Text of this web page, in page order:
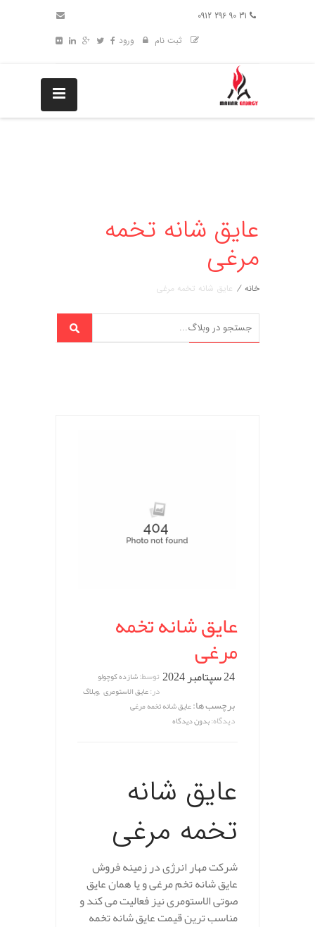
ثبت نام
ورود
عایق شانه تخمه
مرغی
خانه / عایق شانه تخمه مرغی
عایق شانه تخمه
مرغی
24 سپتامبر 2024 توسط:شازده کوچولو
در:عایق الاستومری ,وبلاگ
برچسب ها:عایق شانه تخمه مرغی
دیدگاه:بدون دیدگاه
عایق شانه
تخمه مرغی
شرکت مهار انرژی در زمینه فروش
عایق شانه تخم مرغی و یا همان عایق
صوتی الاستومری نیز فعالیت می کند و
مناسب ترین قیمت عایق شانه تخمه